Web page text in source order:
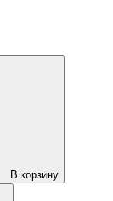
В корзину